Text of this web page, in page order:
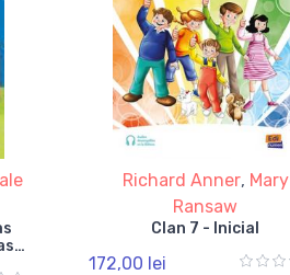
Richard Anner, Mary
Ransaw
Clan 7 - Inicial
172,00 lei